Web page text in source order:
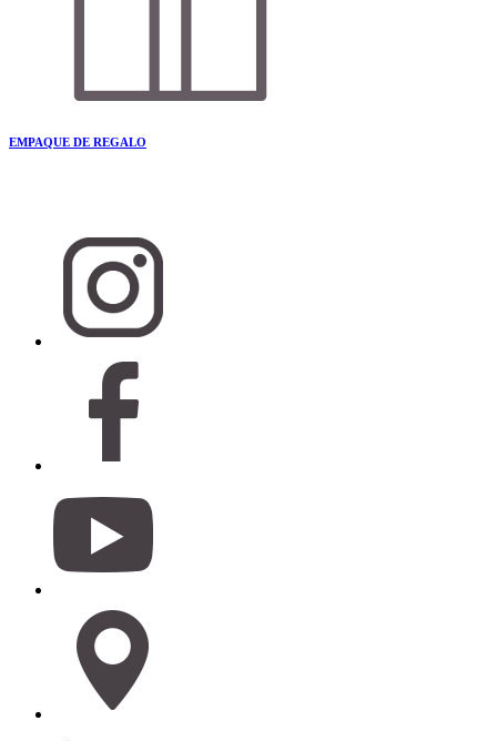
EMPAQUE DE REGALO